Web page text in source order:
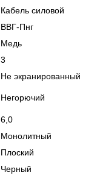
Кабель силовой
ВВГ-Пнг
Медь
3
Не экранированный
Негорючий
6,0
Монолитный
Плоский
Черный